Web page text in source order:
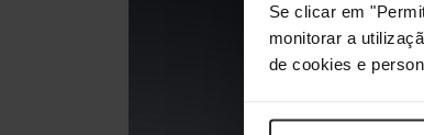
Se clicar em
monitorar a
de cookies e